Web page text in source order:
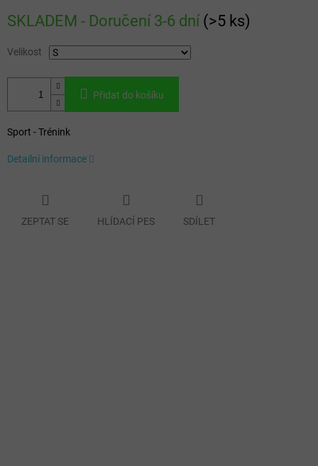
cena:
SKLADEM - Doručení 3-6 dní (>5 ks)
Velikost
Přidat do košíku
Sport - Trénink
Detailní informace
ZEPTAT SE HLÍDACÍ PES SDÍLET